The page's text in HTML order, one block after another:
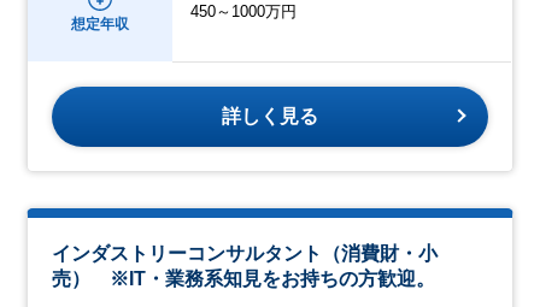
想定年収
450～1000万円
詳しく見る
インダストリーコンサルタント（消費財・小
売） ※IT・業務系知見をお持ちの方歓迎。